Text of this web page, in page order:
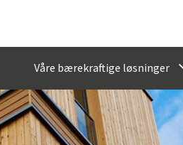
Våre bærekraftige løsninger